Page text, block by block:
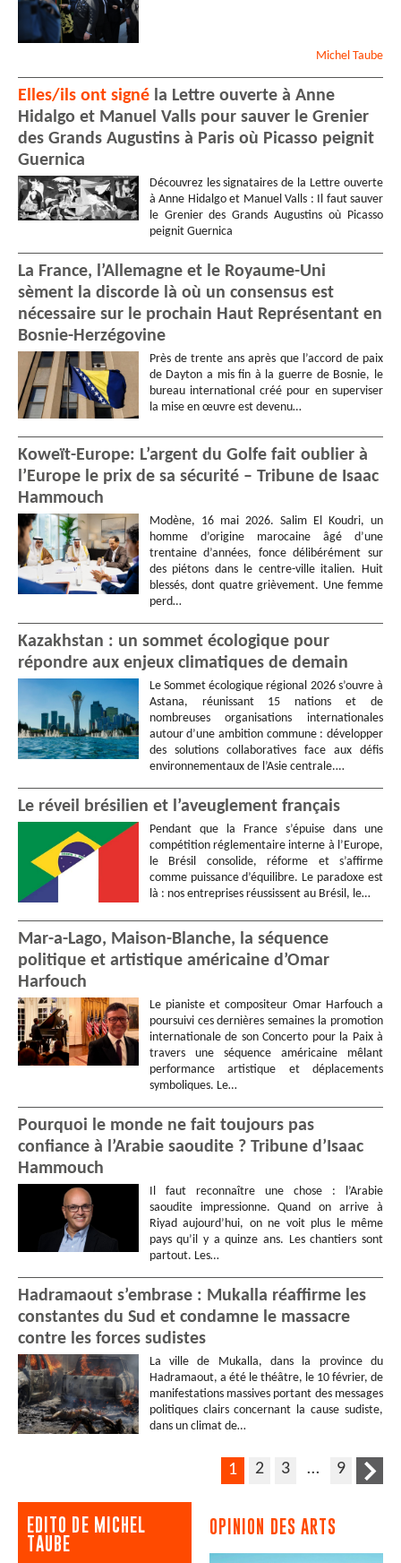
Michel Taube
Elles/ils ont signé la Lettre ouverte à Anne
Hidalgo et Manuel Valls pour sauver le Grenier
des Grands Augustins à Paris où Picasso peignit
Guernica
Découvrez les signataires de la Lettre ouverte
à Anne Hidalgo et Manuel Valls : Il faut sauver
le Grenier des Grands Augustins où Picasso
peignit Guernica
La France, l’Allemagne et le Royaume-Uni
sèment la discorde là où un consensus est
nécessaire sur le prochain Haut Représentant en
Bosnie-Herzégovine
Près de trente ans après que l’accord de paix
de Dayton a mis fin à la guerre de Bosnie, le
bureau international créé pour en superviser
la mise en œuvre est devenu…
Koweït-Europe: L’argent du Golfe fait oublier à
l’Europe le prix de sa sécurité – Tribune de Isaac
Hammouch
Modène, 16 mai 2026. Salim El Koudri, un
homme d’origine marocaine âgé d’une
trentaine d’années, fonce délibérément sur
des piétons dans le centre-ville italien. Huit
blessés, dont quatre grièvement. Une femme
perd…
Kazakhstan : un sommet écologique pour
répondre aux enjeux climatiques de demain
Le Sommet écologique régional 2026 s’ouvre à
Astana, réunissant 15 nations et de
nombreuses organisations internationales
autour d’une ambition commune : développer
des solutions collaboratives face aux défis
environnementaux de l’Asie centrale.…
Le réveil brésilien et l’aveuglement français
Pendant que la France s’épuise dans une
compétition réglementaire interne à l’Europe,
le Brésil consolide, réforme et s’affirme
comme puissance d’équilibre. Le paradoxe est
là : nos entreprises réussissent au Brésil, le…
Mar-a-Lago, Maison-Blanche, la séquence
politique et artistique américaine d’Omar
Harfouch
Le pianiste et compositeur Omar Harfouch a
poursuivi ces dernières semaines la promotion
internationale de son Concerto pour la Paix à
travers une séquence américaine mêlant
performance artistique et déplacements
symboliques. Le…
Pourquoi le monde ne fait toujours pas
confiance à l’Arabie saoudite ? Tribune d’Isaac
Hammouch
Il faut reconnaître une chose : l’Arabie
saoudite impressionne. Quand on arrive à
Riyad aujourd’hui, on ne voit plus le même
pays qu’il y a quinze ans. Les chantiers sont
partout. Les…
Hadramaout s’embrase : Mukalla réaffirme les
constantes du Sud et condamne le massacre
contre les forces sudistes
La ville de Mukalla, dans la province du
Hadramaout, a été le théâtre, le 10 février, de
manifestations massives portant des messages
politiques clairs concernant la cause sudiste,
dans un climat de…
1 2 3 … 9
EDITO DE MICHEL
TAUBE
OPINION DES ARTS